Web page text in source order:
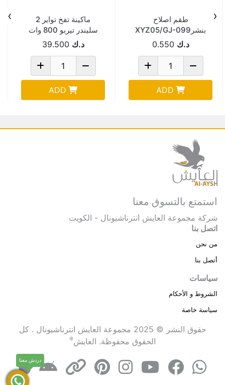
طقم اصلاح
بنشرXYZ05/GJ-099
د.ك 0.550
ADD
ماكينة تفخ تواير 2
سليندر تيربو 800 وات
AYH01224N
د.ك 39.500
ADD
‹
›
استمتع بالتسوق معنا
شركة مجموعة العايش انترناشيونال - الكويت
اتصل بنا
من نحن
أتصل بنا
سياسات
الشروط و الأحكام
سياسة خاصة
حقوق النشر © 2025 مجموعة العايش انترناشيونال . كل
الحقوق محفوظة. العايش®
دردش معنا